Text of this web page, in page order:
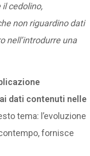
cedolino,
non riguardino dati
nell’introdurre una
dati contenuti nelle
tema: l’evoluzione
fornisce